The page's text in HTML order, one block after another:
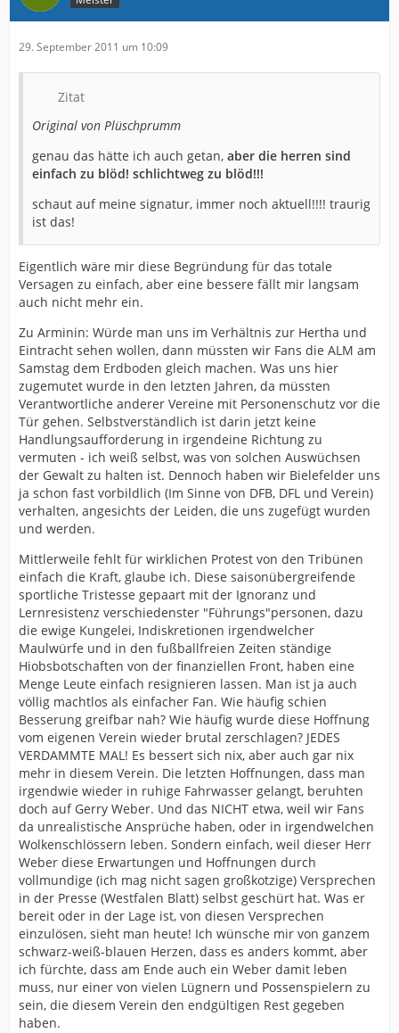
29. September 2011 um 10:09
Zitat
Original von Plüschprumm
genau das hätte ich auch getan, aber die herren sind
einfach zu blöd! schlichtweg zu blöd!!!
schaut auf meine signatur, immer noch aktuell!!!! traurig
ist das!
Eigentlich wäre mir diese Begründung für das totale
Versagen zu einfach, aber eine bessere fällt mir langsam
auch nicht mehr ein.
Zu Arminin: Würde man uns im Verhältnis zur Hertha und
Eintracht sehen wollen, dann müssten wir Fans die ALM am
Samstag dem Erdboden gleich machen. Was uns hier
zugemutet wurde in den letzten Jahren, da müssten
Verantwortliche anderer Vereine mit Personenschutz vor die
Tür gehen. Selbstverständlich ist darin jetzt keine
Handlungsaufforderung in irgendeine Richtung zu
vermuten - ich weiß selbst, was von solchen Auswüchsen
der Gewalt zu halten ist. Dennoch haben wir Bielefelder uns
ja schon fast vorbildlich (Im Sinne von DFB, DFL und Verein)
verhalten, angesichts der Leiden, die uns zugefügt wurden
und werden.
Mittlerweile fehlt für wirklichen Protest von den Tribünen
einfach die Kraft, glaube ich. Diese saisonübergreifende
sportliche Tristesse gepaart mit der Ignoranz und
Lernresistenz verschiedenster "Führungs"personen, dazu
die ewige Kungelei, Indiskretionen irgendwelcher
Maulwürfe und in den fußballfreien Zeiten ständige
Hiobsbotschaften von der finanziellen Front, haben eine
Menge Leute einfach resignieren lassen. Man ist ja auch
völlig machtlos als einfacher Fan. Wie häufig schien
Besserung greifbar nah? Wie häufig wurde diese Hoffnung
vom eigenen Verein wieder brutal zerschlagen? JEDES
VERDAMMTE MAL! Es bessert sich nix, aber auch gar nix
mehr in diesem Verein. Die letzten Hoffnungen, dass man
irgendwie wieder in ruhige Fahrwasser gelangt, beruhten
doch auf Gerry Weber. Und das NICHT etwa, weil wir Fans
da unrealistische Ansprüche haben, oder in irgendwelchen
Wolkenschlössern leben. Sondern einfach, weil dieser Herr
Weber diese Erwartungen und Hoffnungen durch
vollmundige (ich mag nicht sagen großkotzige) Versprechen
in der Presse (Westfalen Blatt) selbst geschürt hat. Was er
bereit oder in der Lage ist, von diesen Versprechen
einzulösen, sieht man heute! Ich wünsche mir von ganzem
schwarz-weiß-blauen Herzen, dass es anders kommt, aber
ich fürchte, dass am Ende auch ein Weber damit leben
muss, nur einer von vielen Lügnern und Possenspielern zu
sein, die diesem Verein den endgültigen Rest gegeben
haben.